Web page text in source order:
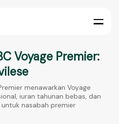
Voyage Premier:
menawarkan Voyage
iuran tahunan bebas, dan
nasabah premier